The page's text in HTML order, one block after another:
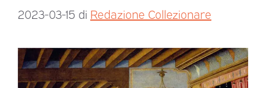
2023-03-15 di Redazione Collezionare